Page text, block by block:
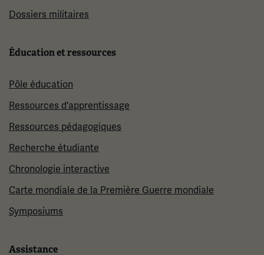
Dossiers militaires
Éducation et ressources
Pôle éducation
Ressources d'apprentissage
Ressources pédagogiques
Recherche étudiante
Chronologie interactive
Carte mondiale de la Première Guerre mondiale
Symposiums
Assistance